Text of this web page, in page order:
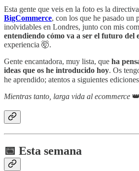
Esta gente que veis en la foto es la
BigCommerce, con los que he pasado un
inolvidables en Londres, junto con mis
entendiendo cómo va a ser el futuro del
experiencia 🤯.
Gente encantadora, muy lista, que ha
ideas que os he introducido hoy. Os
he aprendido; atentos a siguientes
Mientras tanto, larga vida al ecommerce 👑
📅 Esta semana